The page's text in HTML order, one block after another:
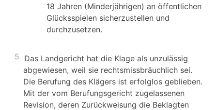
18 Jahren (Minderjährigen) an öffentlichen
Glücksspielen sicherzustellen und
durchzusetzen.
5 Das Landgericht hat die Klage als unzulässig
abgewiesen, weil sie rechtsmissbräuchlich sei.
Die Berufung des Klägers ist erfolglos geblieben.
Mit der vom Berufungsgericht zugelassenen
Revision, deren Zurückweisung die Beklagten